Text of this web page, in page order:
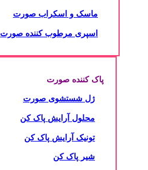
ماسک و اسکراب صورت
اسپری مرطوب کننده صورت
پاک کننده صورت
ژل شستشوی صورت
محلول آرایش پاک کن
تونیک آرایش پاک کن
شیر پاک کن